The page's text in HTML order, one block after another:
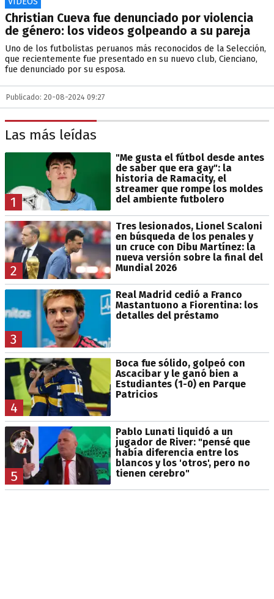
Christian Cueva fue denunciado por violencia
de género: los videos golpeando a su pareja
Uno de los futbolistas peruanos más reconocidos de la Selección,
que recientemente fue presentado en su nuevo club, Cienciano,
fue denunciado por su esposa.
Publicado: 20-08-2024 09:27
Las más leídas
1
"Me gusta el fútbol desde antes
de saber que era gay": la
historia de Ramacity, el
streamer que rompe los moldes
del ambiente futbolero
2
Tres lesionados, Lionel Scaloni
en búsqueda de los penales y
un cruce con Dibu Martínez: la
nueva versión sobre la final del
Mundial 2026
3
Real Madrid cedió a Franco
Mastantuono a Fiorentina: los
detalles del préstamo
4
Boca fue sólido, golpeó con
Ascacibar y le ganó bien a
Estudiantes (1-0) en Parque
Patricios
5
Pablo Lunati liquidó a un
jugador de River: "pensé que
había diferencia entre los
blancos y los 'otros', pero no
tienen cerebro"